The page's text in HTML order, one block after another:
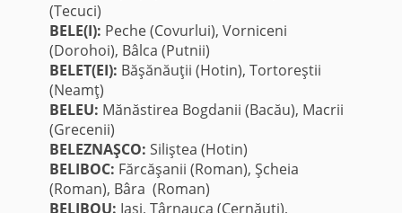
(Tecuci)
BELE(I): Peche (Covurlui), Vorniceni
(Dorohoi), Bâlca (Putnii)
BELET(EI): Băşănăuţii (Hotin), Tortoreştii
(Neamţ)
BELEU: Mănăstirea Bogdanii (Bacău), Macrii
(Grecenii)
BELEZNAŞCO: Siliştea (Hotin)
BELIBOC: Fărcăşanii (Roman), Şcheia
(Roman), Bâra (Roman)
BELIBOU: Iaşi, Târnauca (Cernăuţi),